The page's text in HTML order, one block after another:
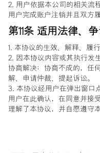
2. 用户依据本公司的相关流
用户完成账户注销并且双方
第11条 适用法律、
1. 本协议的生效、解释、履
2. 因本协议内容或其执行发
协商解决；协商不成的，任
解、申请仲裁、提起诉讼。
3. 本协议经用户在弹出窗口
用户在此确认，在同意并接
理解了本协议，并自愿遵守